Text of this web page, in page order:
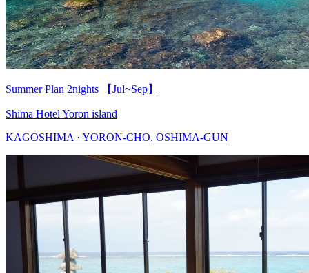
Summer Plan 2nights 【Jul~Sep】
Shima Hotel Yoron island
KAGOSHIMA · YORON-CHO, OSHIMA-GUN